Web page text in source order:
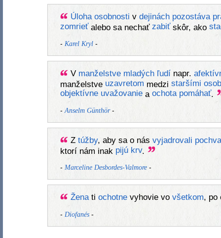
Úloha osobnosti v dejinách pozostáva
zomrieťalebo sa nechať zabiťskôr, ako
- Karel Kryl-
V manželstve mladých ľudínapr.
manželstve uzavretom medzi staršími
objektívne uvažovaniea ochota pomáhať.
- Anselm Günthör-
Z túžby, aby sa o nás vyjadrovali
ktorí nám inak pijú krv.
- Marceline Desbordes-Valmore-
Ženati ochotnevyhovie vo všetkom, po
- Diofanés-